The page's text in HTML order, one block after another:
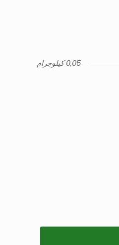
0,05 كيلوجرام